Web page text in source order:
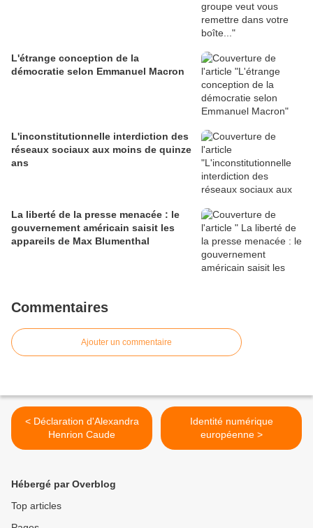
L'étrange conception de la
démocratie selon Emmanuel Macron
L'inconstitutionnelle interdiction des
réseaux sociaux aux moins de quinze
ans
La liberté de la presse menacée : le
gouvernement américain saisit les
appareils de Max Blumenthal
Commentaires
Ajouter un commentaire
< Déclaration d'Alexandra
Henrion Caude
Identité numérique
européenne >
Hébergé par Overblog
Top articles